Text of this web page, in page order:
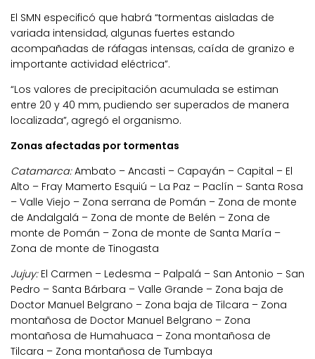
El SMN especificó que habrá “tormentas aisladas de
variada intensidad, algunas fuertes estando
acompañadas de ráfagas intensas, caída de granizo e
importante actividad eléctrica”.
“Los valores de precipitación acumulada se estiman
entre 20 y 40 mm, pudiendo ser superados de manera
localizada”, agregó el organismo.
Zonas afectadas por tormentas
Catamarca:Ambato – Ancasti – Capayán – Capital – El
Alto – Fray Mamerto Esquiú – La Paz – Paclín – Santa Rosa
– Valle Viejo – Zona serrana de Pomán – Zona de monte
de Andalgalá – Zona de monte de Belén – Zona de
monte de Pomán – Zona de monte de Santa María –
Zona de monte de Tinogasta
Jujuy:El Carmen – Ledesma – Palpalá – San Antonio – San
Pedro – Santa Bárbara – Valle Grande – Zona baja de
Doctor Manuel Belgrano – Zona baja de Tilcara – Zona
montañosa de Doctor Manuel Belgrano – Zona
montañosa de Humahuaca – Zona montañosa de
Tilcara – Zona montañosa de Tumbaya